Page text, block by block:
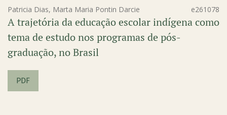
Patricia Dias, Marta Maria Pontin Darcie e261078
A trajetória da educação escolar indígena como
tema de estudo nos programas de pós-
graduação, no Brasil
PDF